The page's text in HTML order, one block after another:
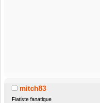
mitch83
Fiatiste fanatique